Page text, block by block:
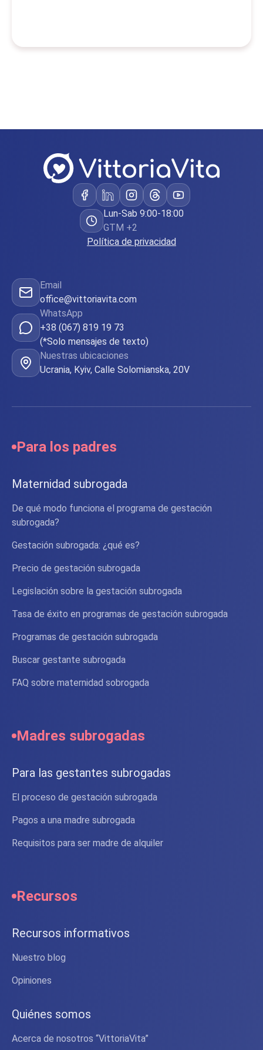
Lun-Sab 9:00-18:00
GTM +2
Política de privacidad
Email
office@vittoriavita.com
WhatsApp
+38 (067) 819 19 73
(*Solo mensajes de texto)
Nuestras ubicaciones
Ucrania, Kyiv, Calle Solomianska, 20V
Para los padres
Maternidad subrogada
De qué modo funciona el programa de gestación
subrogada?
Gestación subrogada: ¿qué es?
Precio de gestación subrogada
Legislación sobre la gestación subrogada
Tasa de éxito en programas de gestación subrogada
Programas de gestación subrogada
Buscar gestante subrogada
FAQ sobre maternidad sobrogada
Madres subrogadas
Para las gestantes subrogadas
El proceso de gestación subrogada
Pagos a una madre subrogada
Requisitos para ser madre de alquiler
Recursos
Recursos informativos
Nuestro blog
Opiniones
Quiénes somos
Acerca de nosotros “VittoriaVita”